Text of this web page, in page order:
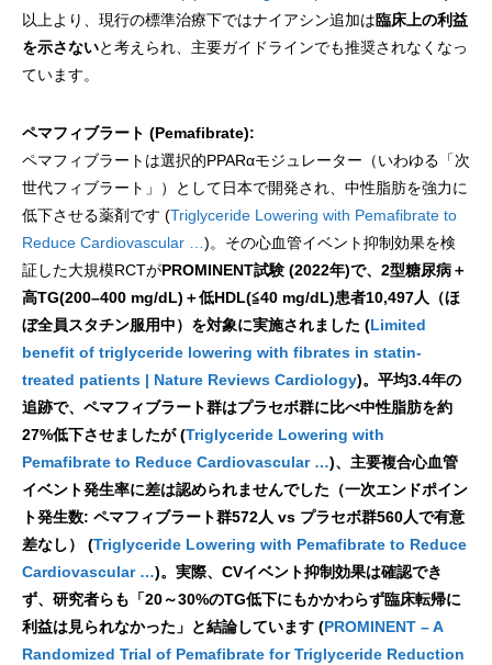
以上より、現行の標準治療下ではナイアシン追加は臨床上の利益
を示さないと考えられ、主要ガイドラインでも推奨されなくなっ
ています。
ペマフィブラート (Pemafibrate):
ペマフィブラートは選択的PPARαモジュレーター（いわゆる「次
世代フィブラート」）として日本で開発され、中性脂肪を強力に
低下させる薬剤です (Triglyceride Lowering with Pemafibrate to
Reduce Cardiovascular … )。その心血管イベント抑制効果を検
証した大規模RCTがPROMINENT試験 (2022年)で、2型糖尿病＋
高TG(200–400 mg/dL)＋低HDL(≦40 mg/dL)患者10,497人（ほ
ぼ全員スタチン服用中）を対象に実施されました (Limited
benefit of triglyceride lowering with fibrates in statin-
treated patients | Nature Reviews Cardiology)。平均3.4年の
追跡で、ペマフィブラート群はプラセボ群に比べ中性脂肪を約
27%低下させましたが (Triglyceride Lowering with
Pemafibrate to Reduce Cardiovascular …)、主要複合心血管
イベント発生率に差は認められませんでした（一次エンドポイン
ト発生数: ペマフィブラート群572人 vs プラセボ群560人で有意
差なし） (Triglyceride Lowering with Pemafibrate to Reduce
Cardiovascular …)。実際、CVイベント抑制効果は確認でき
ず、研究者らも「20～30%のTG低下にもかかわらず臨床転帰に
利益は見られなかった」と結論しています (PROMINENT – A
Randomized Trial of Pemafibrate for Triglyceride Reduction